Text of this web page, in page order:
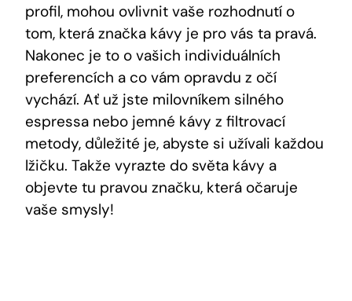
profil, mohou ovlivnit vaše rozhodnutí o
tom,⁤ která⁣ značka kávy je ⁤pro vás ta pravá.
Nakonec ‍je to o vašich individuálních⁤
preferencích a co vám opravdu z očí
vychází. Ať už jste milovníkem silného
espressa nebo jemné kávy z filtrovací
metody, důležité je, abyste ⁤si užívali​ každou
lžičku.‍ Takže ⁢vyrazte do ⁤světa ⁤kávy a
objevte tu pravou​ značku, která očaruje
vaše smysly!